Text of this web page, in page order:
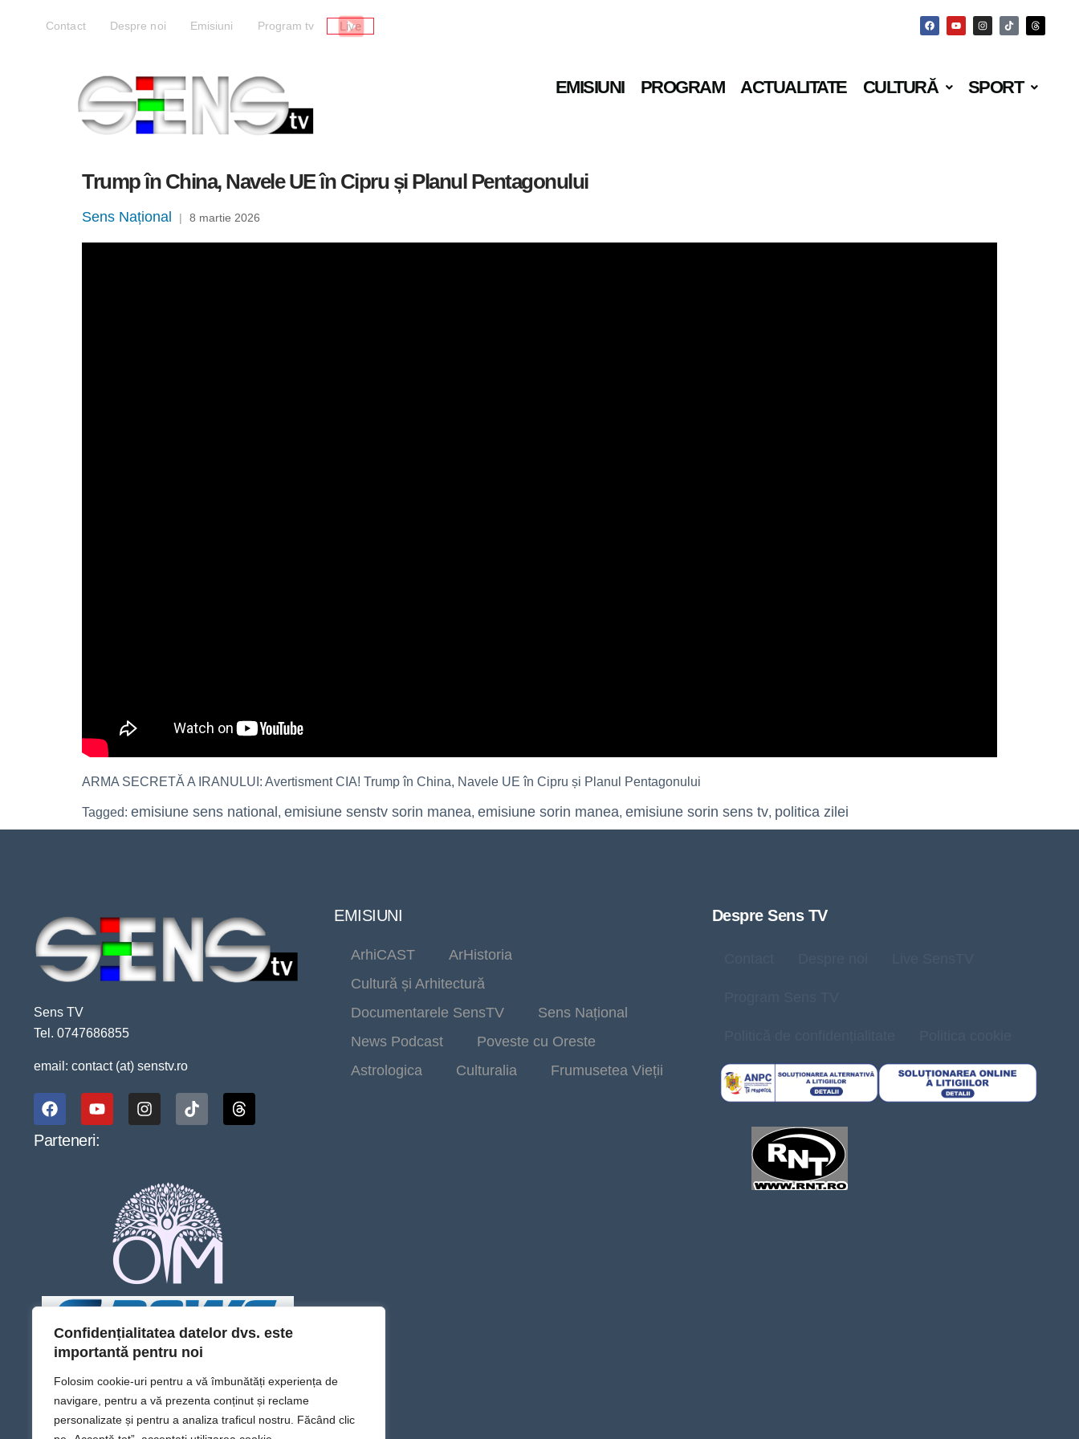
Confidențialitatea datelor dvs. este
importantă pentru noi
Folosim cookie-uri pentru a vă îmbunătăți experiența de
navigare, pentru a vă prezenta conținut și reclame
personalizate și pentru a analiza traficul nostru. Făcând clic
Contact Despre noi Emisiuni Program tv Live
EMISIUNI PROGRAM ACTUALITATE CULTURĂ SPORT
Trump în China, Navele UE în Cipru și Planul Pentagonului
Sens Național | 8 martie 2026
ARMA SECRETĂ A IRANULUI: Avertisment CIA! Trump în China, Navele UE în Cipru și Planul Pentagonului
Tagged: emisiune sens national, emisiune senstv sorin manea, emisiune sorin manea, emisiune sorin sens tv, politica zilei
Sens TV
Tel. 0747686855
email: contact (at) senstv.ro
Parteneri:
EMISIUNI
ArhiCAST
ArHistoria
Cultură și Arhitectură
Documentarele SensTV
Sens Național
News Podcast
Poveste cu Oreste
Astrologica
Culturalia Frumusetea Vieții
Despre Sens TV